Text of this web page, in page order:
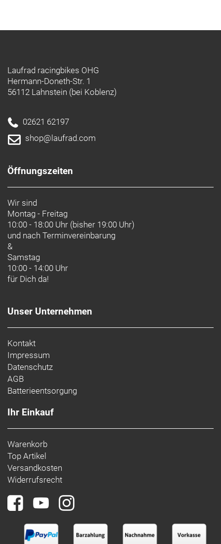
Laufrad racingbikes OHG
Hermann-Doneth-Str. 1
56112 Lahnstein (bei Koblenz)
02621 62197
shop@laufrad.com
Öffnungszeiten
Wir sind
Montag - Freitag
10:00 - 18:00 Uhr (bisher 19:00 Uhr)
und nach Terminvereinbarung
&
Samstag
10:00 - 14:00 Uhr
für Dich da!
Unser Unternehmen
Kontakt
Impressum
Datenschutz
AGB
Batterieentsorgung
Ihr Einkauf
Warenkorb
Top Artikel
Versandkosten
Widerrufsrecht